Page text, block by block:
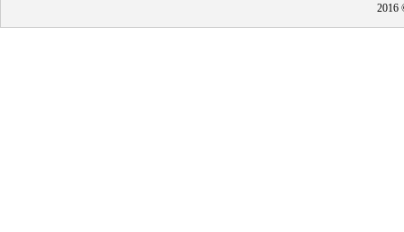
2016